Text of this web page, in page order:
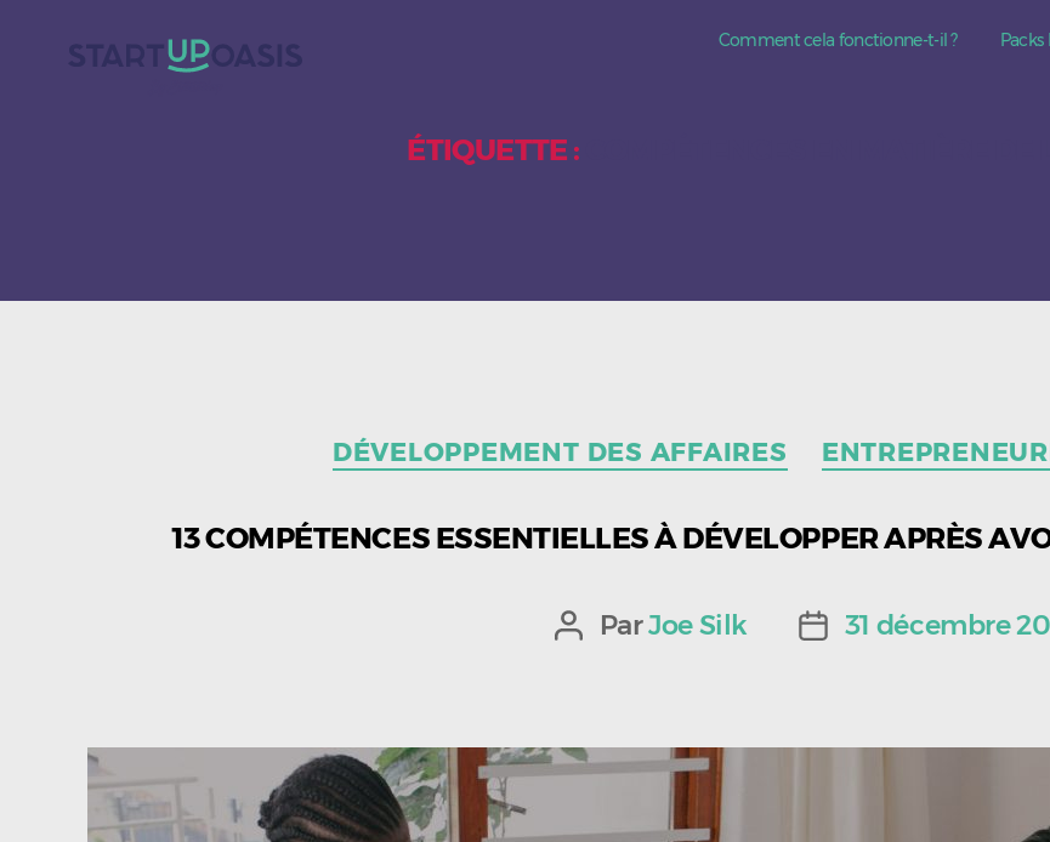
Comment cela fonctionne-t-il ? Packs
ÉTIQUETTE :
DÉVELOPPEMENT DES AFFAIRES
13 COMPÉTENCES ESSENTIELLES À DÉVELOPPER APRÈS
Auteur
ParJoe Silk
Date31 décembre